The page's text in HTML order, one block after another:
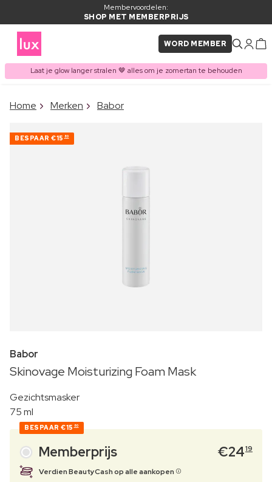
Membervoordelen:
SHOP MET MEMBERPRIJS
WORD MEMBER
Laat je glow langer stralen 🤎 alles om je zomertan te behouden
ITEM TOEGEVOEGD AAN
Home Merken Babor
BESPAAR €15 80
Babor
Skinovage Moisturizing Foam Mask
Gezichtsmasker
75 ml
BESPAAR €15 80
Memberprijs €2419
Verdien BeautyCash op alle aankopen